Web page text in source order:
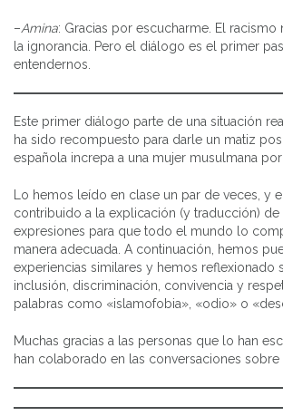
–Amina: Gracias por escucharme. El
la ignorancia. Pero el diálogo es el primer
entendernos.
Este primer diálogo parte de una situación
ha sido recompuesto para darle un matiz
española increpa a una mujer musulmana
Lo hemos leído en clase un par de veces, y
contribuido a la explicación (y traducción) de
expresiones para que todo el mundo lo
manera adecuada. A continuación, hemos
experiencias similares y hemos reflexionado
inclusión, discriminación, convivencia y
palabras como «islamofobia», «odio» o
Muchas gracias a las personas que lo han
han colaborado en las conversaciones sobre